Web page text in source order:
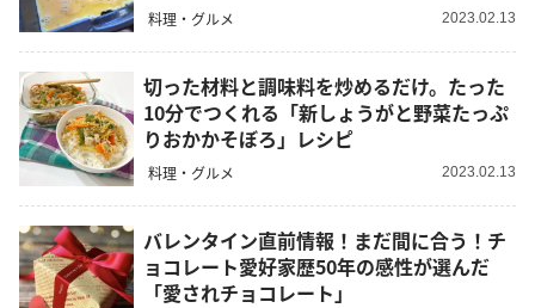
料理・グルメ 2023.02.13
切った材料と調味料を炒めるだけ。たった
10分でつくれる「新しょうがと野菜たっぷ
りおかかそぼろ」レシピ
料理・グルメ 2023.02.13
バレンタイン直前情報！まだ間に合う！チ
ョコレート愛好家歴50年の感性が選んだ
「愛されチョコレート」